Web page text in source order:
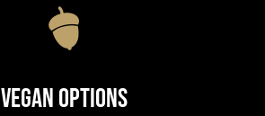
Vegan Options